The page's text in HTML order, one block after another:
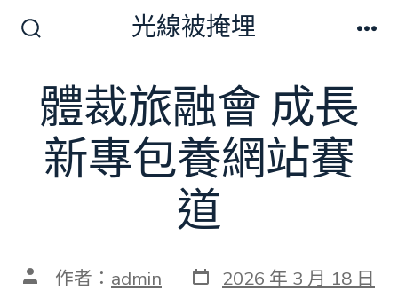
切
換
開
關
光線被掩埋
體裁旅融會 成長
新專包養網站賽
道
文 作者： admin 發
表
2026 年 3 月 18 日